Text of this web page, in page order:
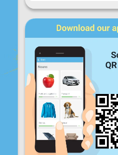
Явц
Даваа Лхагва
Бямба
Өдөр тутмын дэвшил
Сарын ахиц